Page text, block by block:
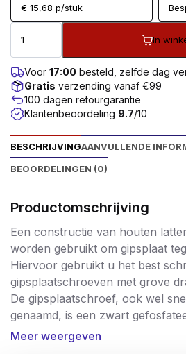
€ 15,68 p/stuk
In
Voor 17:00 besteld, zelfde dag
Gratis verzending vanaf €99
100 dagen retourgarantie
Klantenbeoordeling 9.7/10
BESCHRIJVINGAANVULLENDE
BEOORDELINGEN (0)
Productomschrijving
Een constructie van houten
worden gebruikt om gipsplaat
Hiervoor gebruikt u het best
gipsplaatschroeven met grove
De gipsplaatschroef, ook wel
genaamd, is een zwart
voorzien is van een trompetkop
Meer weergeven